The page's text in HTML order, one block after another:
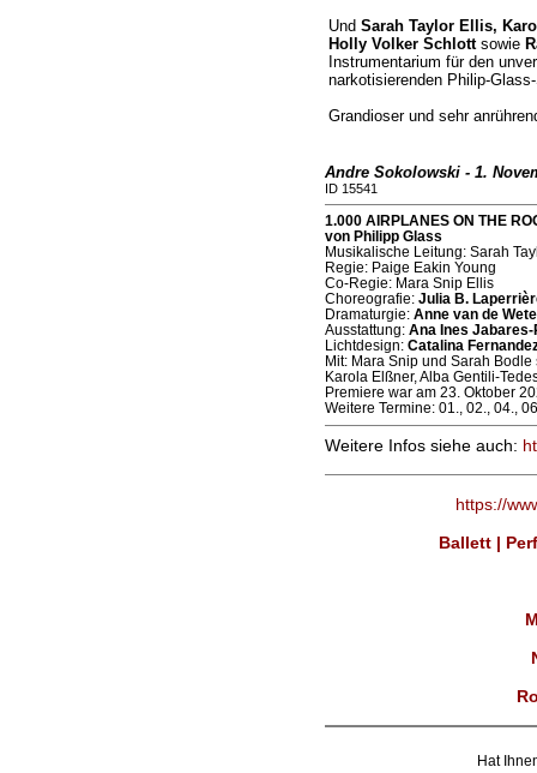
Und Sarah Taylor Ellis,
Holly Volker Schlottsowie
Instrumentarium für den
narkotisierenden Philip-
Grandioser und sehr
Andre Sokolowski - 1.
ID 15541
1.000 AIRPLANES ON THE
von Philipp Glass
Musikalische Leitung: Sarah
Regie: Paige Eakin Young
Co-Regie: Mara Snip Ellis
Choreografie: Julia B.
Dramaturgie: Anne van de
Ausstattung: Ana Ines Jabares-
Lichtdesign: Catalina
Mit: Mara Snip und Sarah
Karola Elßner, Alba Gentili-
Premiere war am 23. Oktober
Weitere Termine: 01., 02., 04.,
Weitere Infos siehe auch:
https://
Ballett |
Hat